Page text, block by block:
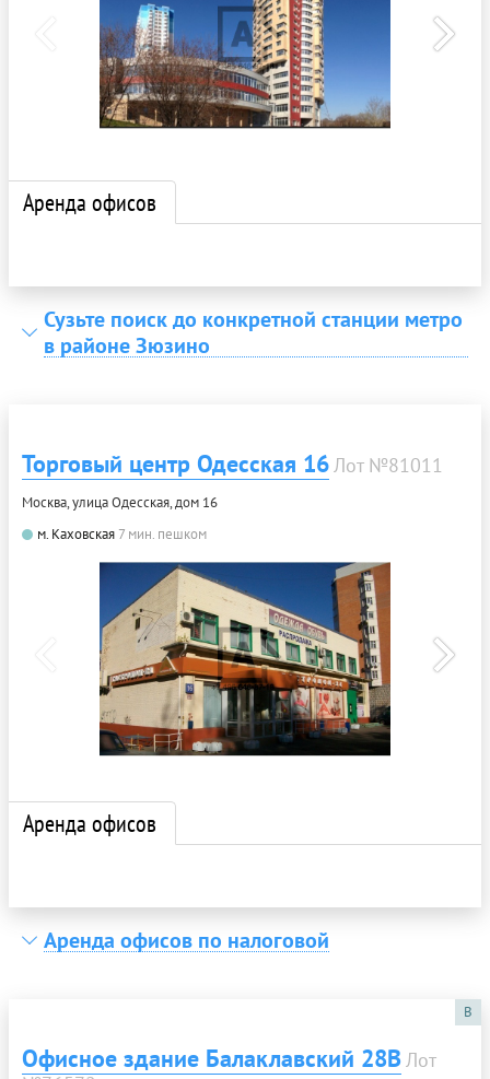
Аренда офисов
Сузьте поиск до конкретной станции метро
в районе Зюзино
Торговый центр Одесская 16Лот №81011
Москва, улица Одесская, дом 16
м. Каховская 7 мин. пешком
Аренда офисов
Аренда офисов по налоговой
B
Офисное здание Балаклавский 28В Лот